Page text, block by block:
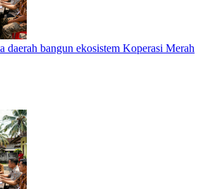
daerah bangun ekosistem Koperasi Merah